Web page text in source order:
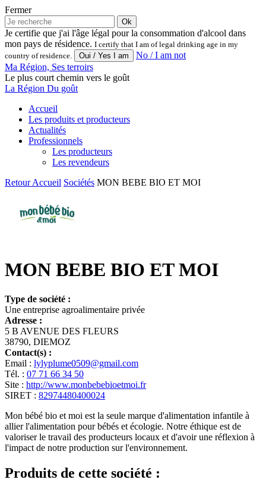
Fermer
Ok
Je certifie que j'ai l'âge légal pour la consommation d'alcool dans
mon pays de résidence. I certify that I am of legal drinking age in my
country of residence.
No / I am not
Ma Région, Ses terroirs
Le plus court chemin vers le goût
La Région Du goût
Accueil
Les produits et producteurs
Actualités
Professionnels
Les producteurs
Les revendeurs
RetourAccueil Sociétés MON BEBE BIO ET MOI
MON BEBE BIO ET MOI
Type de société :
Une entreprise agroalimentaire privée
Adresse :
5 B AVENUE DES FLEURS
38790, DIEMOZ
Contact(s) :
Email : lylyplume0509@gmail.com
Tél. : 07 71 66 34 50
Site : http://www.monbebebioetmoi.fr
SIRET : 82974480400024
Mon bébé bio et moi est la seule marque d'alimentation infantile à
allier l'alimentation pour bébés et écologie. Notre éthique est de
valoriser le travail des producteurs locaux et d'avoir une réflexion à
l'impact de notre production sur l'environnement.
Produits de cette société :